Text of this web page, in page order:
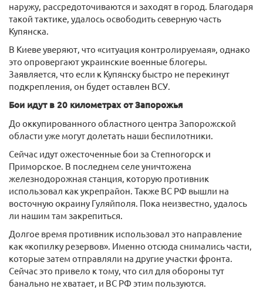
наружу, рассредоточиваются и заходят в город. Благодаря
такой тактике, удалось освободить северную часть
Купянска.
В Киеве уверяют, что «ситуация контролируемая», однако
это опровергают украинские военные блогеры.
Заявляется, что если к Купянску быстро не перекинут
подкрепления, он будет оставлен ВСУ.
Бои идут в 20 километрах от Запорожья
До оккупированного областного центра Запорожской
области уже могут долетать наши беспилотники.
Сейчас идут ожесточенные бои за Степногорск и
Приморское. В последнем селе уничтожена
железнодорожная станция, которую противник
использовал как укрепрайон. Также ВС РФ вышли на
восточную окраину Гуляйполя. Пока неизвестно, удалось
ли нашим там закрепиться.
Долгое время противник использовал это направление
как «копилку резервов». Именно отсюда снимались части,
которые затем отправляли на другие участки фронта.
Сейчас это привело к тому, что сил для обороны тут
банально не хватает, и ВС РФ этим пользуются.